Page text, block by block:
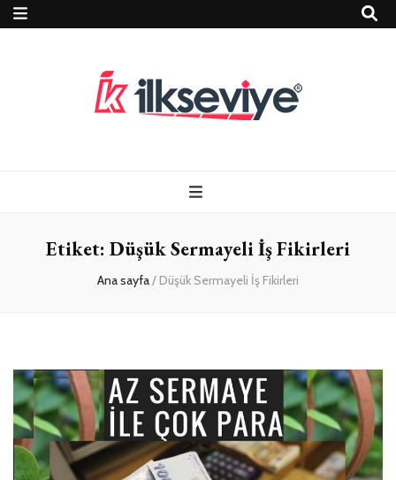
ve Travel – Tur
Rehberi
Etiket: Düşük Sermayeli İş Fikirleri
Ana sayfa/ Düşük Sermayeli İş Fikirleri